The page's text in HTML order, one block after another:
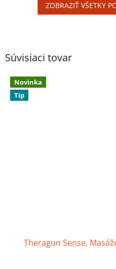
Súvisiaci tovar
Novinka
Tip
Theragun Sense,
ZOBRAZIŤ VŠETKY